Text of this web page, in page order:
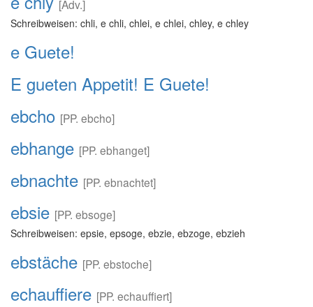
[Adv.]
Schreibweisen: chli, e chli, chlei, e chlei, chley, e chley
e Guete!
E gueten Appetit! E Guete!
ebcho [PP. ebcho]
ebhange [PP. ebhanget]
ebnachte [PP. ebnachtet]
ebsie [PP. ebsoge]
Schreibweisen: epsie, epsoge, ebzie, ebzoge, ebzieh
ebstäche [PP. ebstoche]
echauffiere [PP. echauffiert]